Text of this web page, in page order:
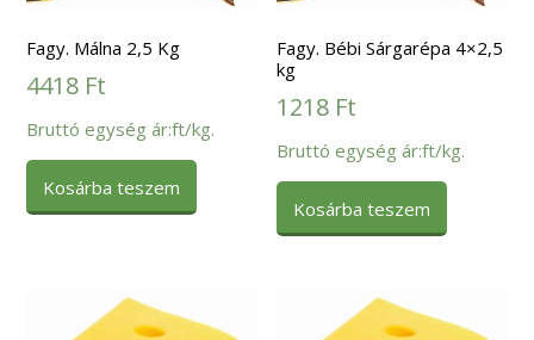
Fagy. Málna 2,5 Kg
4418 Ft
Bruttó egység ár:ft/kg.
Kosárba teszem
Fagy. Bébi Sárgarépa 4×2,5
kg
1218 Ft
Bruttó egység ár:ft/kg.
Kosárba teszem